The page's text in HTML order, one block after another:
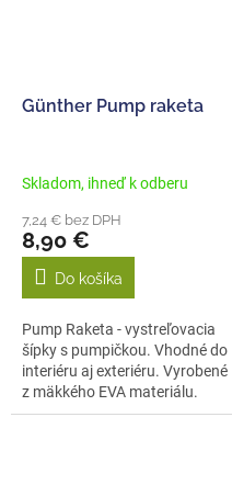
Günther Pump raketa
Skladom, ihneď k odberu
7,24 € bez DPH
8,90 €
Do košíka
Pump Raketa - vystreľovacia
šípky s pumpičkou. Vhodné do
interiéru aj exteriéru. Vyrobené
z mäkkého EVA materiálu.